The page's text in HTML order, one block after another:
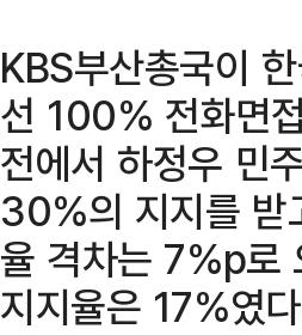
KBS부산총국이
선 100% 전화면
전에서 하정우 민
30%의 지지를 받
율 격차는 7%p로
지지율은 17%였